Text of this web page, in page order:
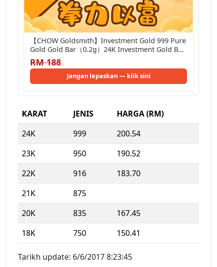
【CHOW Goldsmith】Investment Gold 999 Pure
Gold Gold Bar（0.2g）24K Investment Gold Bar
Emas…
RM 188
Jangan lepaskan — klik sini
KARAT JENIS
HARGA (RM)
24K
999
200.54
23K
950
190.52
22K
916
183.70
21K
875
20K
835
167.45
18K
750 150.41
Tarikh update: 6/6/2017 8:23:45